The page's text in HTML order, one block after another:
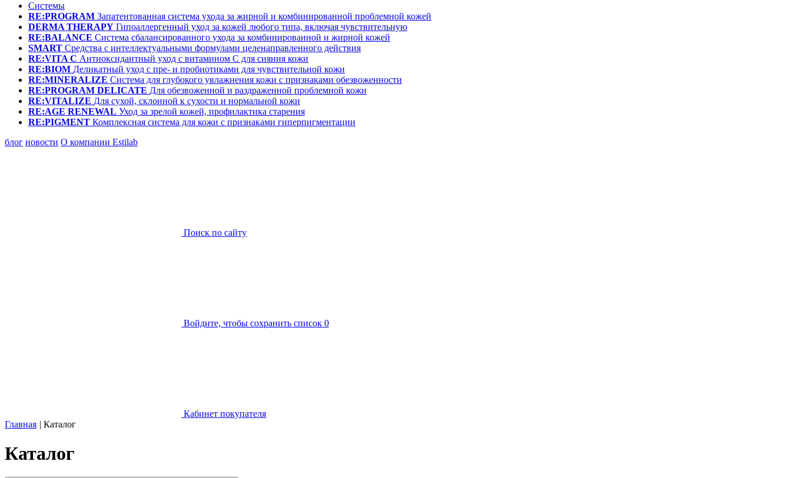
Системы
RE:PROGRAM Запатентованная система ухода за жирной и комбинированной проблемной кожей
DERMA THERAPY Гипоаллергенный уход за кожей любого типа, включая чувствительную
RE:BALANCE Система сбалансированного ухода за комбинированной и жирной кожей
SMART Средства с интеллектуальными формулами целенаправленного действия
RE:VITA C Антиоксидантный уход с витамином С для сияния кожи
RE:BIOM Деликатный уход с пре- и пробиотиками для чувствительной кожи
RE:MINERALIZE Система для глубокого увлажнения кожи с признаками обезвоженности
RE:PROGRAM DELICATE Для обезвоженной и раздраженной проблемной кожи
RE:VITALIZE Для сухой, склонной к сухости и нормальной кожи
RE:AGE RENEWAL Уход за зрелой кожей, профилактика старения
RE:PIGMENT Комплексная система для кожи с признаками гиперпигментации
блог новости О компании Estilab
Поиск по сайту
Войдите, чтобы сохранить список 0
Кабинет покупателя
Главная | Каталог
Каталог